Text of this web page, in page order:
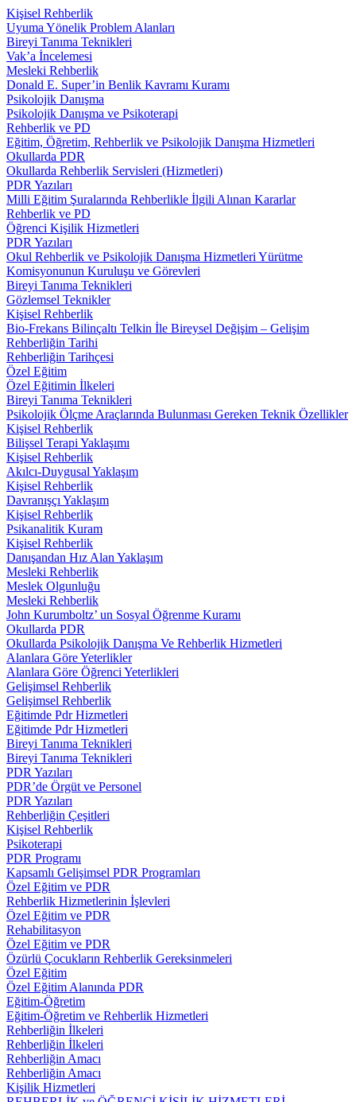
Kişisel Rehberlik
Uyuma Yönelik Problem Alanları
Bireyi Tanıma Teknikleri
Vak’a İncelemesi
Mesleki Rehberlik
Donald E. Super’in Benlik Kavramı Kuramı
Psikolojik Danışma
Psikolojik Danışma ve Psikoterapi
Rehberlik ve PD
Eğitim, Öğretim, Rehberlik ve Psikolojik Danışma Hizmetleri
Okullarda PDR
Okullarda Rehberlik Servisleri (Hizmetleri)
PDR Yazıları
Milli Eğitim Şuralarında Rehberlikle İlgili Alınan Kararlar
Rehberlik ve PD
Öğrenci Kişilik Hizmetleri
PDR Yazıları
Okul Rehberlik ve Psikolojik Danışma Hizmetleri Yürütme
Komisyonunun Kuruluşu ve Görevleri
Bireyi Tanıma Teknikleri
Gözlemsel Teknikler
Kişisel Rehberlik
Bio-Frekans Bilinçaltı Telkin İle Bireysel Değişim – Gelişim
Rehberliğin Tarihi
Rehberliğin Tarihçesi
Özel Eğitim
Özel Eğitimin İlkeleri
Bireyi Tanıma Teknikleri
Psikolojik Ölçme Araçlarında Bulunması Gereken Teknik Özellikler
Kişisel Rehberlik
Bilişsel Terapi Yaklaşımı
Kişisel Rehberlik
Akılcı-Duygusal Yaklaşım
Kişisel Rehberlik
Davranışçı Yaklaşım
Kişisel Rehberlik
Psikanalitik Kuram
Kişisel Rehberlik
Danışandan Hız Alan Yaklaşım
Mesleki Rehberlik
Meslek Olgunluğu
Mesleki Rehberlik
John Kurumboltz’ un Sosyal Öğrenme Kuramı
Okullarda PDR
Okullarda Psikolojik Danışma Ve Rehberlik Hizmetleri
Alanlara Göre Yeterlikler
Alanlara Göre Öğrenci Yeterlikleri
Gelişimsel Rehberlik
Gelişimsel Rehberlik
Eğitimde Pdr Hizmetleri
Eğitimde Pdr Hizmetleri
Bireyi Tanıma Teknikleri
Bireyi Tanıma Teknikleri
PDR Yazıları
PDR’de Örgüt ve Personel
PDR Yazıları
Rehberliğin Çeşitleri
Kişisel Rehberlik
Psikoterapi
PDR Programı
Kapsamlı Gelişimsel PDR Programları
Özel Eğitim ve PDR
Rehberlik Hizmetlerinin İşlevleri
Özel Eğitim ve PDR
Rehabilitasyon
Özel Eğitim ve PDR
Özürlü Çocukların Rehberlik Gereksinmeleri
Özel Eğitim
Özel Eğitim Alanında PDR
Eğitim-Öğretim
Eğitim-Öğretim ve Rehberlik Hizmetleri
Rehberliğin İlkeleri
Rehberliğin İlkeleri
Rehberliğin Amacı
Rehberliğin Amacı
Kişilik Hizmetleri